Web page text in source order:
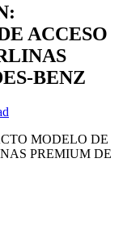
ACCESO
BENZ